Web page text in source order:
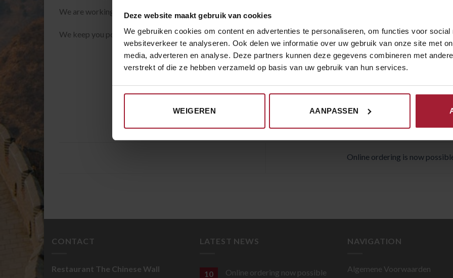
Deze website maakt gebruik van cookies
We gebruiken cookies om content en advertenties te personaliseren, om functies voor social
websiteverkeer te analyseren. Ook delen we informatie over uw gebruik van onze site met
media, adverteren en analyse. Deze partners kunnen deze gegevens combineren met
verstrekt of die ze hebben verzameld op basis van uw gebruik van hun services.
WEIGEREN AANPASSEN
We are working hard to finally implement online ordering into the website.
We keep you posted!
Online ordering is now
CONTACT
Restaurant The Chinese Wall
LATEST NEWS
10 Online ordering now possible
NAVIGATION
Algemene Voorwaarden